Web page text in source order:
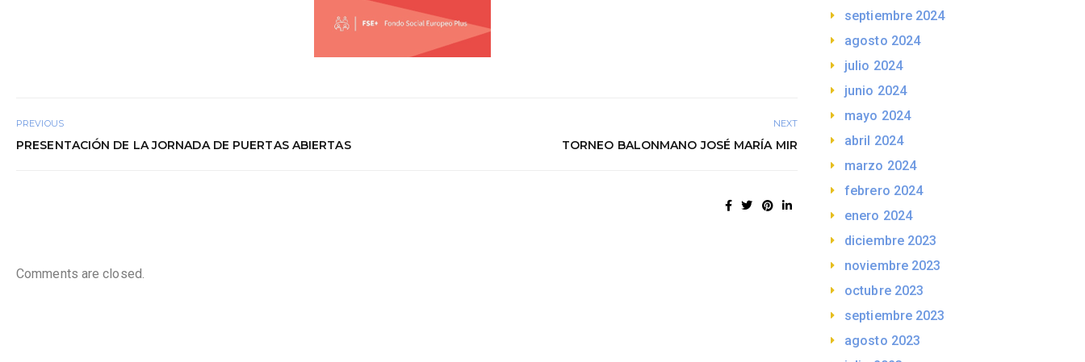
PREVIOUS
PRESENTACIÓN DE LA JORNADA DE PUERTAS ABIERTAS
NEXT
TORNEO BALONMANO JOSÉ MARÍA MIR
Comments are closed.
septiembre 2024
agosto 2024
julio 2024
junio 2024
mayo 2024
abril 2024
marzo 2024
febrero 2024
enero 2024
diciembre 2023
noviembre 2023
octubre 2023
septiembre 2023
agosto 2023